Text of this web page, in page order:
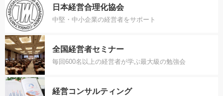
日本経営合理化協会
中堅・中小企業の経営者をサポート
全国経営者セミナー
毎回600名以上の経営者が学ぶ最大級の勉強会
経営コンサルティング